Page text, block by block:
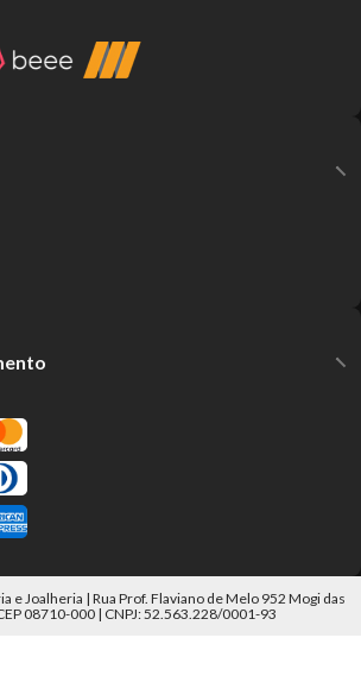
e Joalheria | Rua Prof. Flaviano de Melo 952 Mogi das
08710-000 | CNPJ: 52.563.228/0001-93